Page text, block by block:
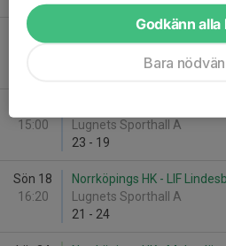
Sön 18
15:00
Lugnets Sporthall A
23 - 19
Sön 18
16:20
Norrköpings HK - LIF
Lugnets Sporthall A
21 - 24
Godkänn alla
Bara